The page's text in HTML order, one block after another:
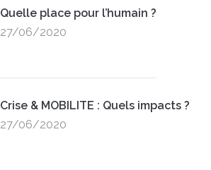
Quelle place pour l’humain ?
27/06/2020
Crise & MOBILITE : Quels impacts ?
27/06/2020